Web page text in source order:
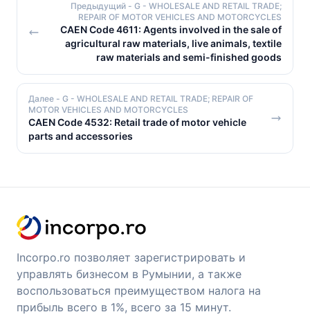
Предыдущий - G - WHOLESALE AND RETAIL TRADE;
REPAIR OF MOTOR VEHICLES AND MOTORCYCLES
CAEN Code 4611: Agents involved in the sale of
agricultural raw materials, live animals, textile
raw materials and semi-finished goods
Далее - G - WHOLESALE AND RETAIL TRADE; REPAIR OF
MOTOR VEHICLES AND MOTORCYCLES
CAEN Code 4532: Retail trade of motor vehicle
parts and accessories
Incorpo.ro позволяет зарегистрировать и
управлять бизнесом в Румынии, а также
воспользоваться преимуществом налога на
прибыль всего в 1%, всего за 15 минут.